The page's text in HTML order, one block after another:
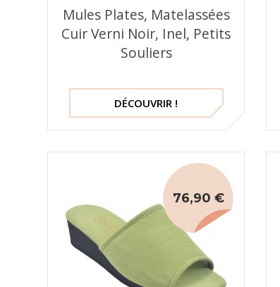
Mules Plates, Matelassées
Cuir Verni Noir, Inel, Petits
Souliers
DÉCOUVRIR !
76,90 €